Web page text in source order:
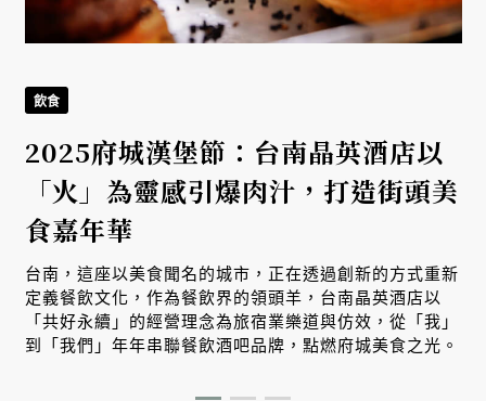
飲食
2025府城漢堡節：台南晶英酒店以
「火」為靈感引爆肉汁，打造街頭美
食嘉年華
台南，這座以美食聞名的城市，正在透過創新的方式重新
定義餐飲文化，作為餐飲界的領頭羊，台南晶英酒店以
「共好永續」的經營理念為旅宿業樂道與仿效，從「我」
到「我們」年年串聯餐飲酒吧品牌，點燃府城美食之光。